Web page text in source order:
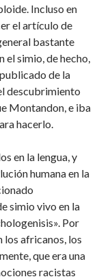
Incluso en
el artículo de
bastante
el simio, de hecho,
de la
descubrimiento
Montandon, e iba
hacerlo.
en la lengua, y
humana en la
simio vivo en la
Por
los africanos, los
que era una
racistas